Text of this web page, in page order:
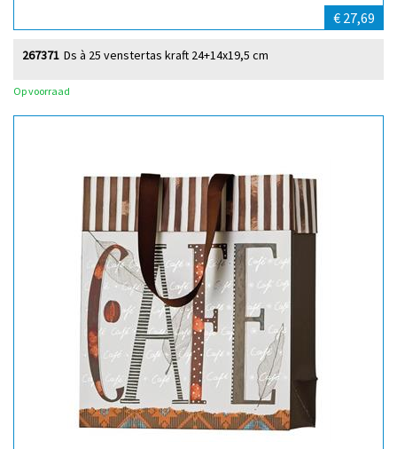
€ 27,69
Ds à 25 venstertas kraft 24+14x19,5 cm
267371
Op voorraad